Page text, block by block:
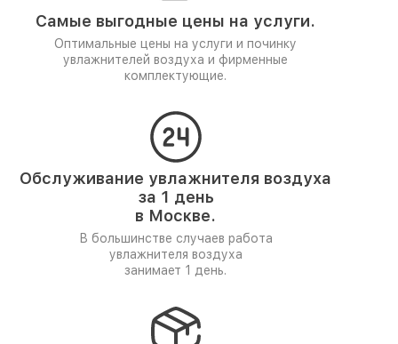
Самые выгодные цены на услуги.
Оптимальные цены на услуги и починку
увлажнителей воздуха и фирменные
комплектующие.
Обслуживание увлажнителя воздуха
за 1 день
в Москве.
В большинстве случаев работа
увлажнителя воздуха
занимает 1 день.